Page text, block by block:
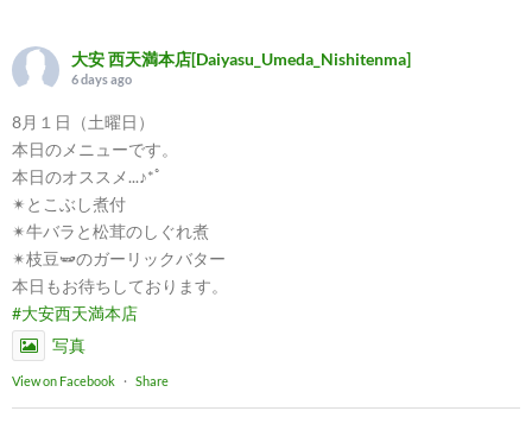
大安 西天満本店[Daiyasu_Umeda_Nishitenma]
6 days ago
8月１日（土曜日）
本日のメニューです。
本日のオススメ...♪*ﾟ
✴︎とこぶし煮付
✴︎牛バラと松茸のしぐれ煮
✴︎枝豆🫛のガーリックバター
本日もお待ちしております。
#大安西天満本店
写真
View on Facebook · Share